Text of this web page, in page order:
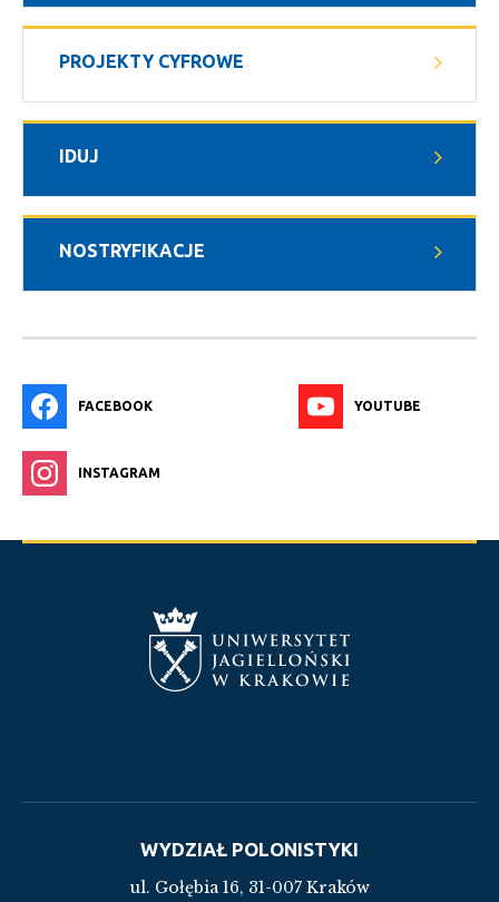
PROJEKTY CYFROWE
IDUJ
NOSTRYFIKACJE
FACEBOOK YOUTUBE
INSTAGRAM
WYDZIAŁ POLONISTYKI
ul. Gołębia 16, 31-007 Kraków